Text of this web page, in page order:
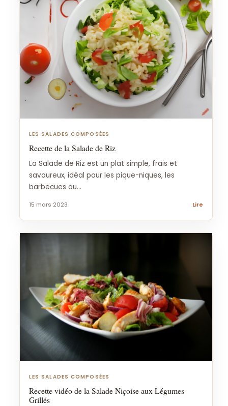
LES SALADES COMPOSÉES
Recette de la Salade de Riz
La Salade de Riz est un plat simple, frais et
savoureux, idéal pour les pique-niques, les
barbecues ou...
15 mars 2023 Lire
LES SALADES COMPOSÉES
Recette vidéo de la Salade Niçoise aux Légumes
Grillés